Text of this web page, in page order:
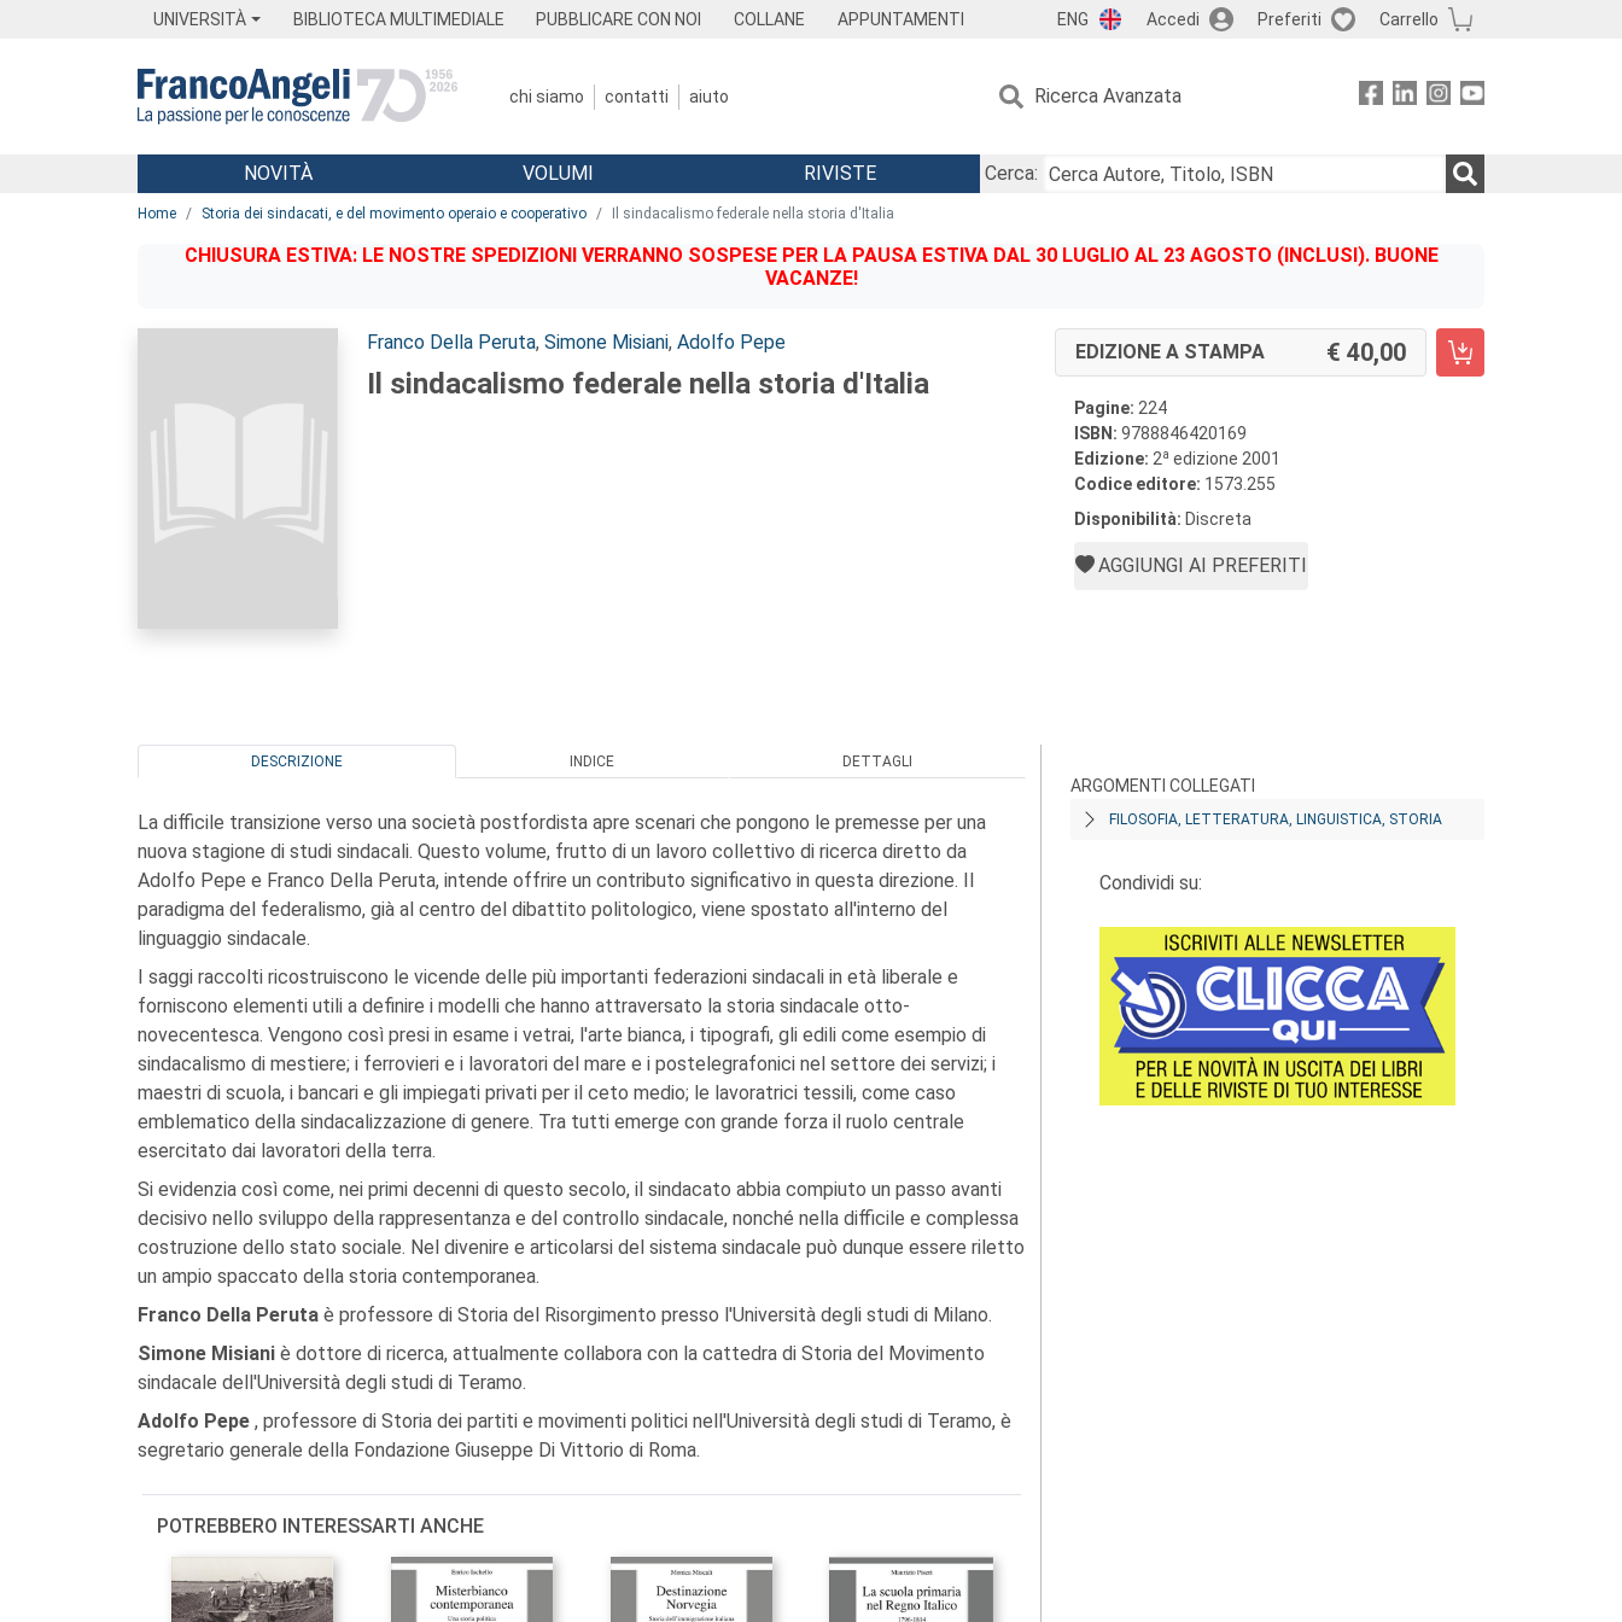
UNIVERSITÀ BIBLIOTECA MULTIMEDIALE PUBBLICARE CON NOI COLLANE APPUNTAMENTI ENG Accedi Preferiti Carrello
chi siamo contatti aiuto Ricerca Avanzata
Menu
NOVITÀ VOLUMI RIVISTE
Cerca:
Home Storia dei sindacati, e del movimento operaio e cooperativo Il sindacalismo federale nella storia d'Italia
CHIUSURA ESTIVA: LE NOSTRE SPEDIZIONI VERRANNO SOSPESE PER LA PAUSA ESTIVA DAL 30 LUGLIO AL 23 AGOSTO (INCLUSI). BUONE
VACANZE!
Autori:
Franco Della Peruta, Simone Misiani, Adolfo Pepe
Il sindacalismo federale nella storia d'Italia
EDIZIONE A STAMPA 40,00
Pagine: 224
ISBN: 9788846420169
Edizione: 2a edizione 2001
Codice editore: 1573.255
Disponibilità: Discreta
AGGIUNGI AI PREFERITI
DESCRIZIONE INDICE DETTAGLI
La difficile transizione verso una società postfordista apre scenari che pongono le premesse per una
nuova stagione di studi sindacali. Questo volume, frutto di un lavoro collettivo di ricerca diretto da
Adolfo Pepe e Franco Della Peruta, intende offrire un contributo significativo in questa direzione. Il
paradigma del federalismo, già al centro del dibattito politologico, viene spostato all'interno del
linguaggio sindacale.
I saggi raccolti ricostruiscono le vicende delle più importanti federazioni sindacali in età liberale e
forniscono elementi utili a definire i modelli che hanno attraversato la storia sindacale otto-
novecentesca. Vengono così presi in esame i vetrai, l'arte bianca, i tipografi, gli edili come esempio di
sindacalismo di mestiere; i ferrovieri e i lavoratori del mare e i postelegrafonici nel settore dei servizi; i
maestri di scuola, i bancari e gli impiegati privati per il ceto medio; le lavoratrici tessili, come caso
emblematico della sindacalizzazione di genere. Tra tutti emerge con grande forza il ruolo centrale
esercitato dai lavoratori della terra.
Si evidenzia così come, nei primi decenni di questo secolo, il sindacato abbia compiuto un passo avanti
decisivo nello sviluppo della rappresentanza e del controllo sindacale, nonché nella difficile e complessa
costruzione dello stato sociale. Nel divenire e articolarsi del sistema sindacale può dunque essere riletto
un ampio spaccato della storia contemporanea.
Franco Della Peruta è professore di Storia del Risorgimento presso l'Università degli studi di Milano.
Simone Misiani è dottore di ricerca, attualmente collabora con la cattedra di Storia del Movimento
sindacale dell'Università degli studi di Teramo.
Adolfo Pepe , professore di Storia dei partiti e movimenti politici nell'Università degli studi di Teramo, è
segretario generale della Fondazione Giuseppe Di Vittorio di Roma.
POTREBBERO INTERESSARTI ANCHE
ARGOMENTI COLLEGATI
FILOSOFIA, LETTERATURA, LINGUISTICA, STORIA
Condividi su: